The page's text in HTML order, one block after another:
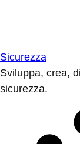
Sicurezza
Sviluppa, crea,
sicurezza.